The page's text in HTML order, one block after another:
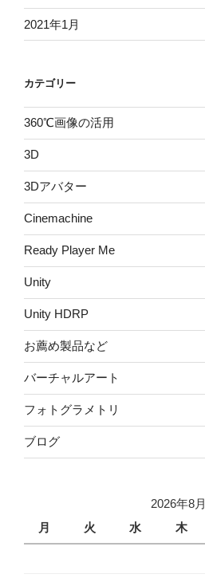
2021年1月
カテゴリー
360℃画像の活用
3D
3Dアバター
Cinemachine
Ready Player Me
Unity
Unity HDRP
お薦め製品など
バーチャルアート
フォトグラメトリ
ブログ
2026年8月
月
火 水 木